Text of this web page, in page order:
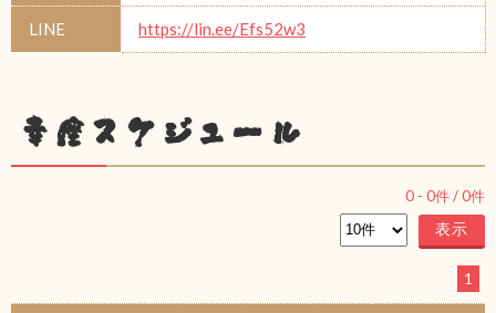
LINE https://lin.ee/Efs52w3
幸座スケジュール
0 - 0件 /0件
1